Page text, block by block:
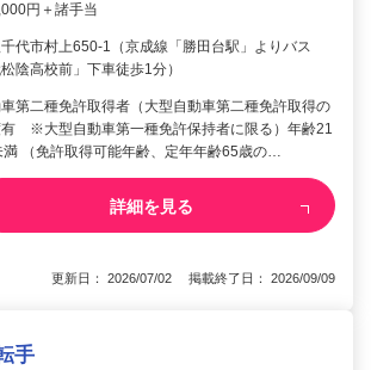
円＋諸手当
代市村上650-1（京成線「勝田台駅」よりバス
松陰高校前」下車徒歩1分）
第二種免許取得者（大型自動車第二種免許取得の
※大型自動車第一種免許保持者に限る）年齢21
満 （免許取得可能年齢、定年年齢65歳の…
詳細を見る
更新日： 2026/07/02 掲載終了日： 2026/09/09
手